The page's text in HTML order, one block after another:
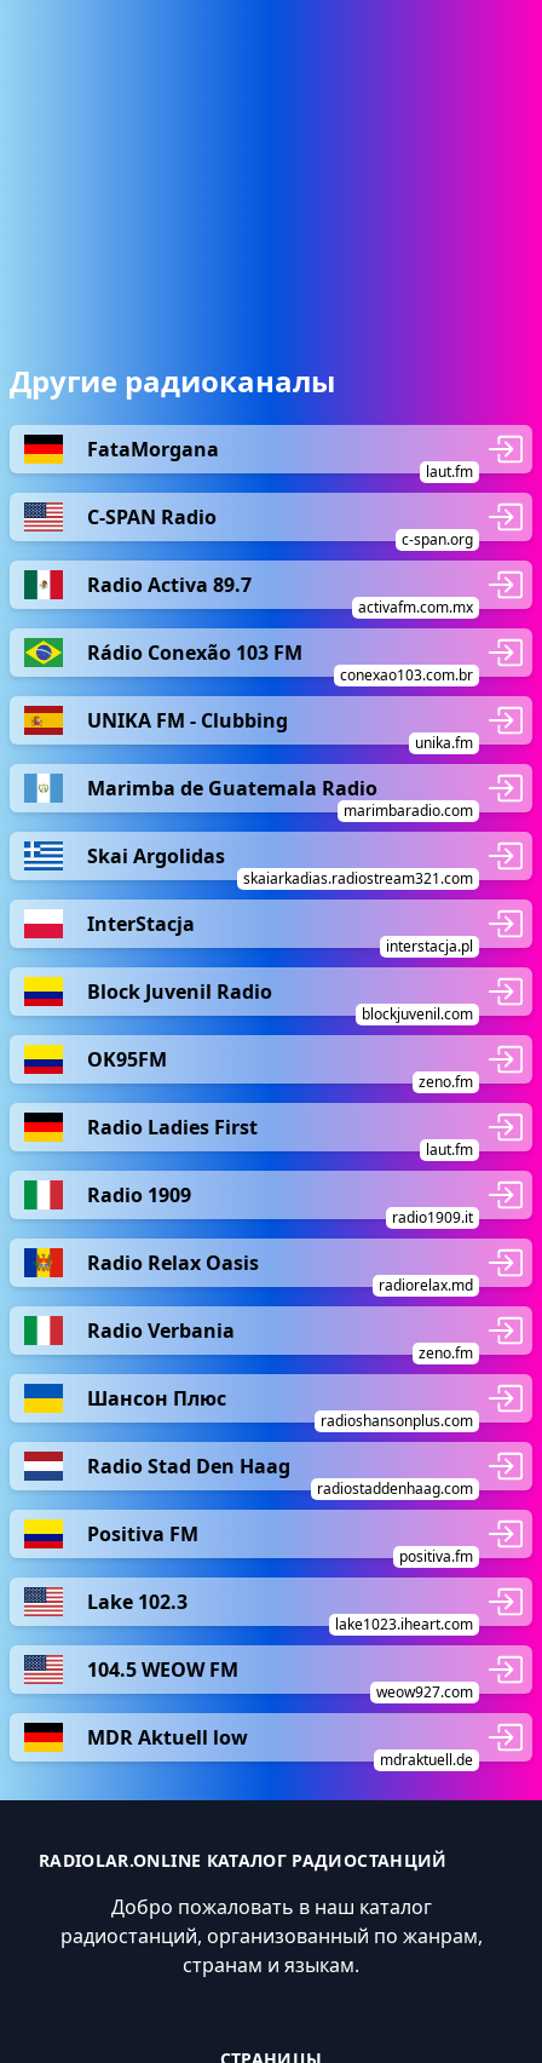
Другие радиоканалы
FataMorgana
laut.fm
C-SPAN Radio
c-span.org
Radio Activa 89.7
activafm.com.mx
Rádio Conexão 103 FM
conexao103.com.br
UNIKA FM - Clubbing
unika.fm
Marimba de Guatemala Radio
marimbaradio.com
Skai Argolidas
skaiarkadias.radiostream321.com
InterStacja
interstacja.pl
Block Juvenil Radio
blockjuvenil.com
OK95FM
zeno.fm
Radio Ladies First
laut.fm
Radio 1909
radio1909.it
Radio Relax Oasis
radiorelax.md
Radio Verbania
zeno.fm
Шансон Плюс
radioshansonplus.com
Radio Stad Den Haag
radiostaddenhaag.com
Positiva FM
positiva.fm
Lake 102.3
lake1023.iheart.com
104.5 WEOW FM
weow927.com
MDR Aktuell low
mdraktuell.de
RADIOLAR.ONLINE КАТАЛОГ РАДИОСТАНЦИЙ
Добро пожаловать в наш каталог
радиостанций, организованный по жанрам,
странам и языкам.